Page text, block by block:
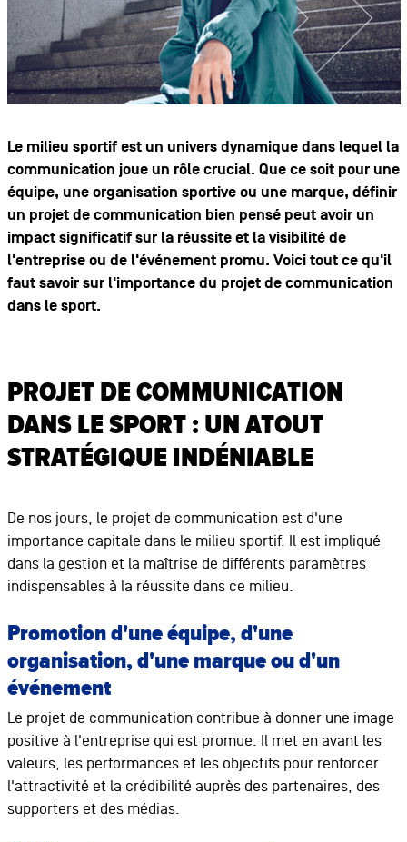
Le milieu sportif est un univers dynamique dans lequel la
communication joue un rôle crucial. Que ce soit pour une
équipe, une organisation sportive ou une marque, définir
un projet de communication bien pensé peut avoir un
impact significatif sur la réussite et la visibilité de
l'entreprise ou de l'événement promu. Voici tout ce qu'il
faut savoir sur l'importance du projet de communication
dans le sport.
PROJET DE COMMUNICATION
DANS LE SPORT : UN ATOUT
STRATÉGIQUE INDÉNIABLE
De nos jours, le projet de communication est d'une
importance capitale dans le milieu sportif. Il est impliqué
dans la gestion et la maîtrise de différents paramètres
indispensables à la réussite dans ce milieu.
Promotion d'une équipe, d'une
organisation, d'une marque ou d'un
événement
Le projet de communication contribue à donner une image
positive à l'entreprise qui est promue. Il met en avant les
valeurs, les performances et les objectifs pour renforcer
l'attractivité et la crédibilité auprès des partenaires, des
supporters et des médias.